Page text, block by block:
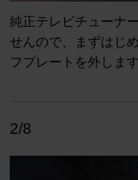
純正テレビチューナ
せんので、まずはじ
フプレートを外します
2/8